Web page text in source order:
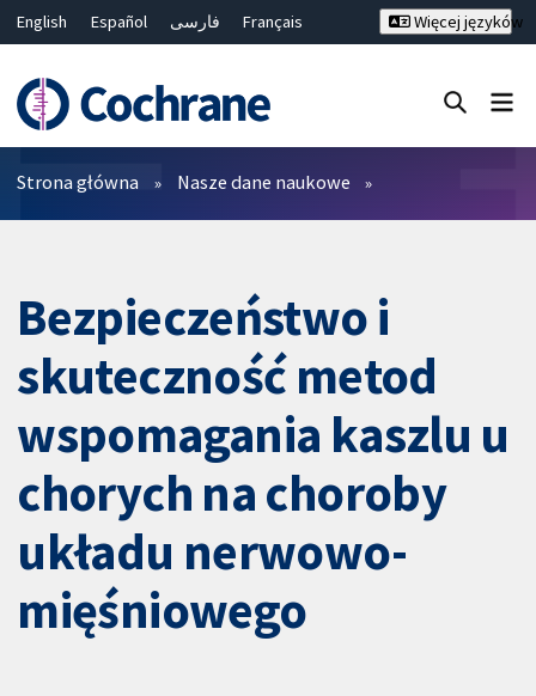
English Español فارسی
Français
Bahasa Malaysia
ไทย
繁體中文
简体中文
Więcej języków
Filtry
Strona główna Nasze dane naukowe
Bezpieczeństwo i
skuteczność metod
wspomagania kaszlu u
chorych na choroby
układu nerwowo-
mięśniowego